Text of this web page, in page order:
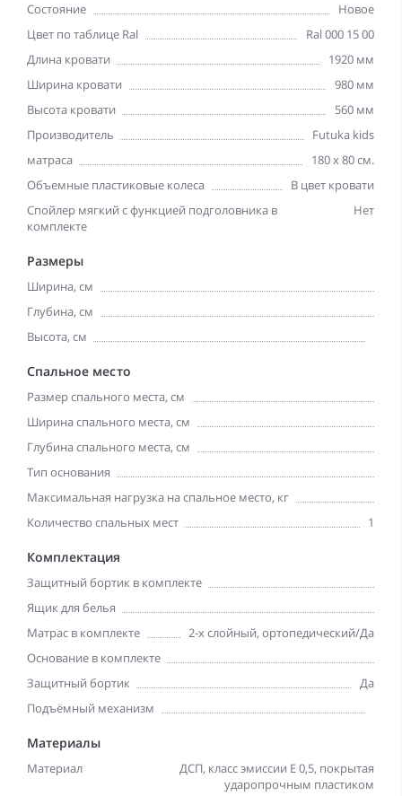
Состояние
Новое
Цвет по таблице Ral
Ral 000 15 00
Длина кровати
1920 мм
Ширина кровати
980 мм
Высота кровати
560 мм
Производитель
Futuka kids
матраса
180 х 80 см.
Объемные пластиковые колеса
В цвет кровати
Спойлер мягкий с функцией подголовника в
комплекте
Нет
Размеры
Ширина, см
Глубина, см
Высота, см
Спальное место
Размер спального места, см
Ширина спального места, см
Глубина спального места, см
Тип основания
Максимальная нагрузка на спальное место, кг
Количество спальных мест
1
Комплектация
Защитный бортик в комплекте
Ящик для белья
Матрас в комплекте
2-х слойный, ортопедический/Да
Основание в комплекте
Защитный бортик
Да
Подъёмный механизм
Материалы
Материал
ДСП, класс эмиссии Е 0,5, покрытая
ударопрочным пластиком